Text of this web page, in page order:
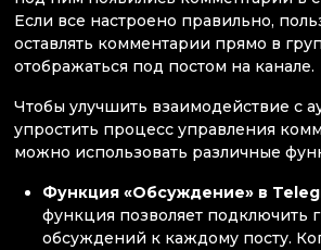
Если все настроено правильно,
оставлять комментарии прямо в
отображаться под постом на канале.
Чтобы улучшить взаимодействие с
упростить процесс управления
можно использовать различные
Функция «Обсуждение» в
функция позволяет подключить
обсуждений к каждому посту.